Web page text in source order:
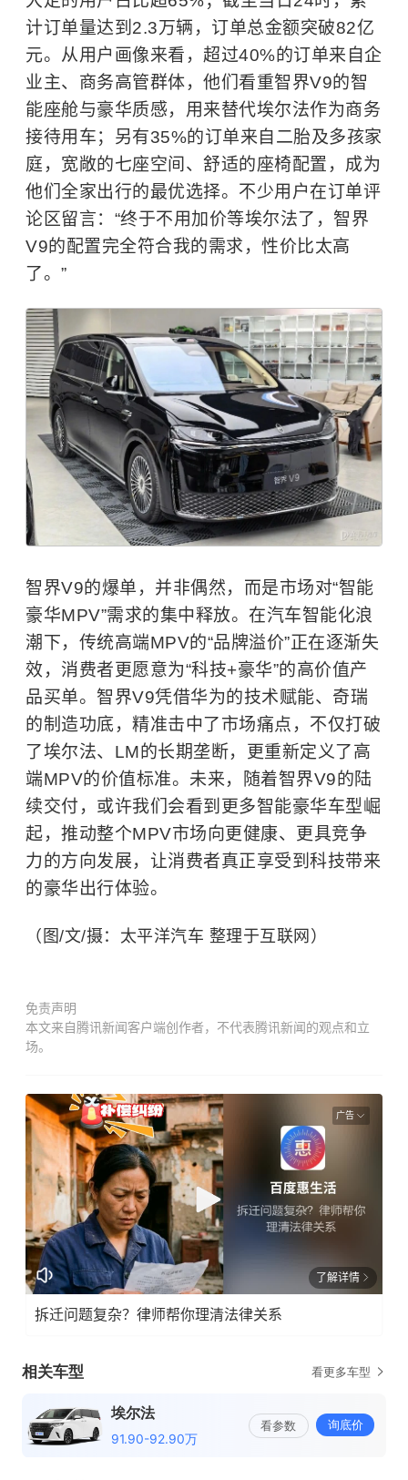
计订单量达到2.3万辆，订单总金额突破82亿
元。从用户画像来看，超过40%的订单来自企
业主、商务高管群体，他们看重智界V9的智
能座舱与豪华质感，用来替代埃尔法作为商务
接待用车；另有35%的订单来自二胎及多孩家
庭，宽敞的七座空间、舒适的座椅配置，成为
他们全家出行的最优选择。不少用户在订单评
论区留言：“终于不用加价等埃尔法了，智界
V9的配置完全符合我的需求，性价比太高
了。”
智界V9的爆单，并非偶然，而是市场对“智能
豪华MPV”需求的集中释放。在汽车智能化浪
潮下，传统高端MPV的“品牌溢价”正在逐渐失
效，消费者更愿意为“科技+豪华”的高价值产
品买单。智界V9凭借华为的技术赋能、奇瑞
的制造功底，精准击中了市场痛点，不仅打破
了埃尔法、LM的长期垄断，更重新定义了高
端MPV的价值标准。未来，随着智界V9的陆
续交付，或许我们会看到更多智能豪华车型崛
起，推动整个MPV市场向更健康、更具竞争
力的方向发展，让消费者真正享受到科技带来
的豪华出行体验。
（图/文/摄：太平洋汽车 整理于互联网）
免责声明
本文来自腾讯新闻客户端创作者，不代表腾讯新闻的观点和立
场。
广告
了解详情
拆迁问题复杂？律师帮你理清法律关系